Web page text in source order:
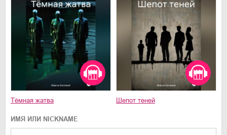
Тёмная жатва Шепот теней
ИМЯ ИЛИ NICKNAME